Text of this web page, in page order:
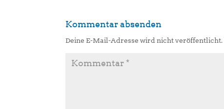
Kommentar absenden
Deine E-Mail-Adresse wird nicht veröffentlicht.